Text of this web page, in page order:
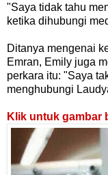
"Saya tidak tahu
ketika dihubungi
Ditanya mengenai
Emran, Emily juga
perkara itu: "Saya
menghubungi
Klik untuk gambar